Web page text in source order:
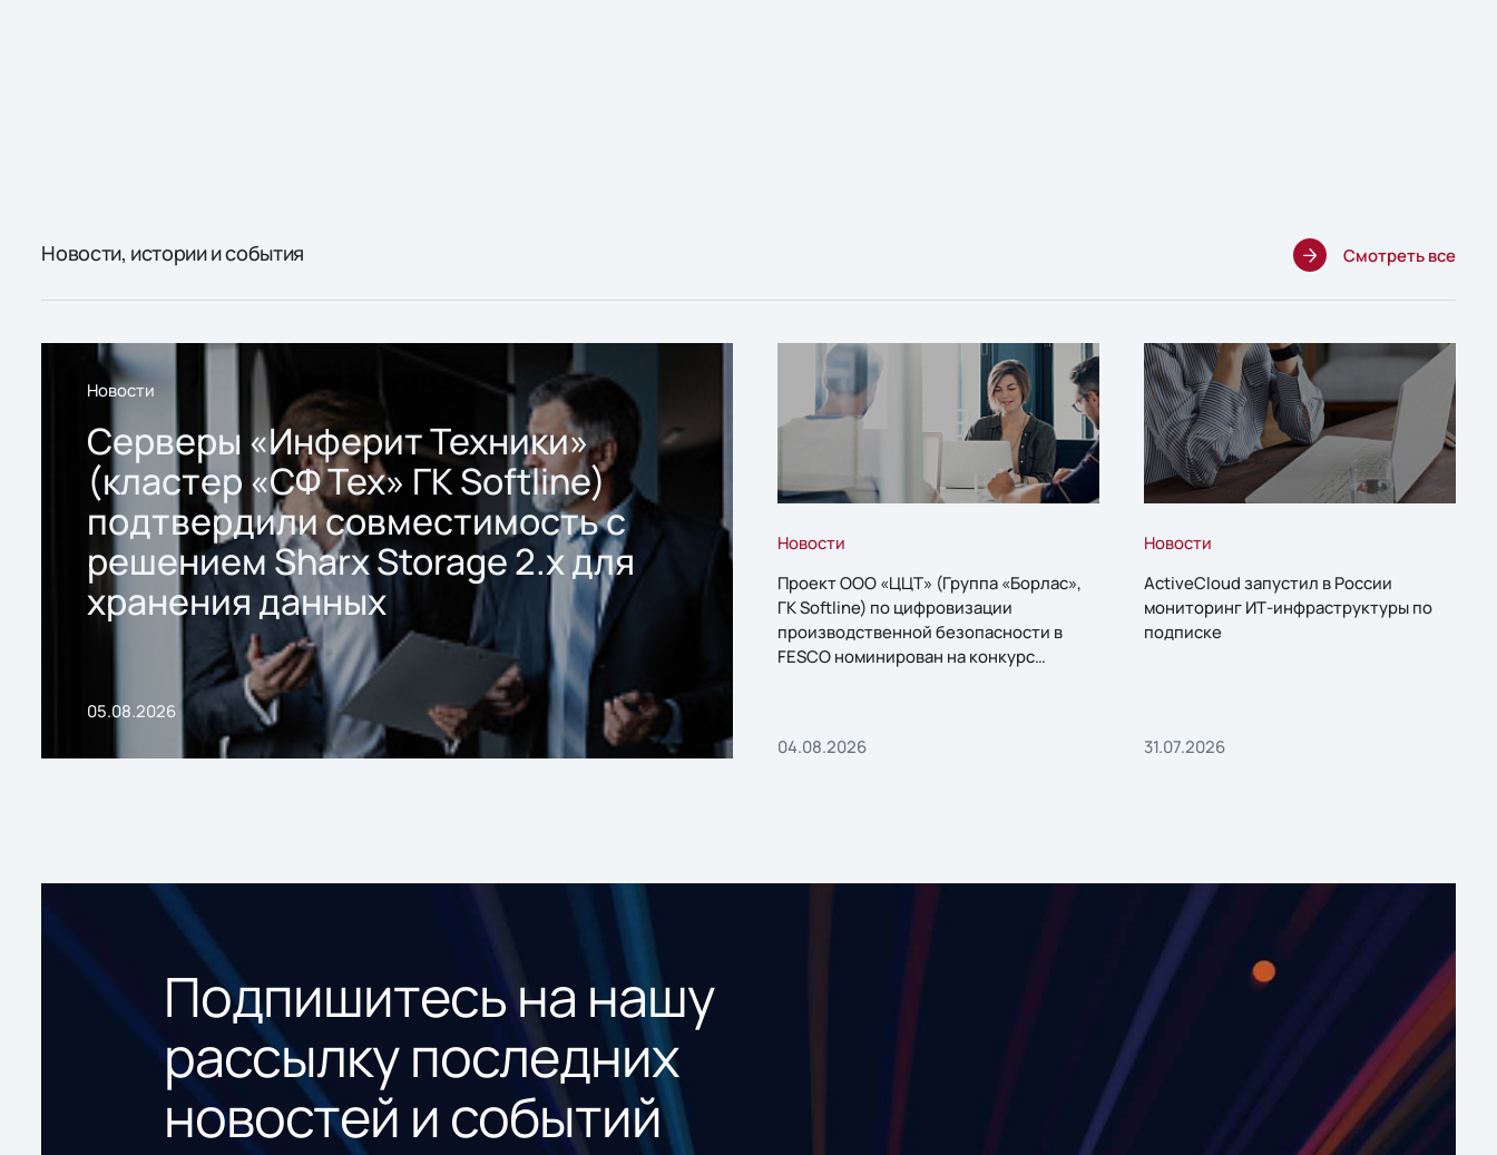
Новости, истории и события Смотреть все
Новости
Серверы «Инферит Техники»
(кластер «СФ Тех» ГК Softline)
подтвердили совместимость с
решением Sharx Storage 2.x для
хранения данных
05.08.2026
Новости
Проект ООО «ЦЦТ» (Группа «Борлас»,
ГК Softline) по цифровизации
производственной безопасности в
FESCO номинирован на конкурс
04.08.2026
Новости
ActiveCloud запустил в России
мониторинг ИТ-инфраструктуры по
подписке
31.07.2026
Подпишитесь на нашу
рассылку последних
новостей и событий